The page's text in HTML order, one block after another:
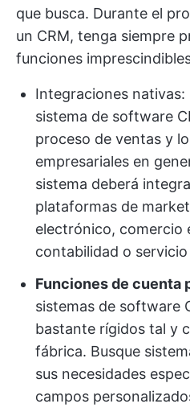
que busca. Durante el
un CRM, tenga siempre
funciones
Integraciones nativas:
sistema de software
proceso de ventas y
empresariales en
sistema deberá
plataformas de
electrónico, comercio
contabilidad o
Funciones de cuenta
sistemas de software
bastante rígidos tal y
fábrica. Busque
sus necesidades
campos